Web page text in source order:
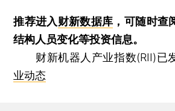
推荐进入财新数据库 ，可随时查
结构人员变化等投资信息。
财新机器人产业指数(RII)已
业动态